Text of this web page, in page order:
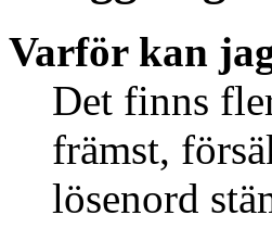
Varför kan
Det finns
främst,
lösenord